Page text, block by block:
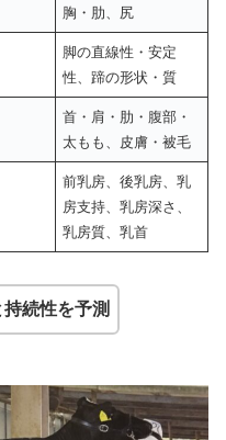
胸・肋、尻
脚の直線性・安定
性、蹄の形状・質
首・肩・肋・腹部・
太もも、皮膚・被毛
前乳房、後乳房、乳
房支持、乳房深さ、
乳房質、乳首
続性を予測